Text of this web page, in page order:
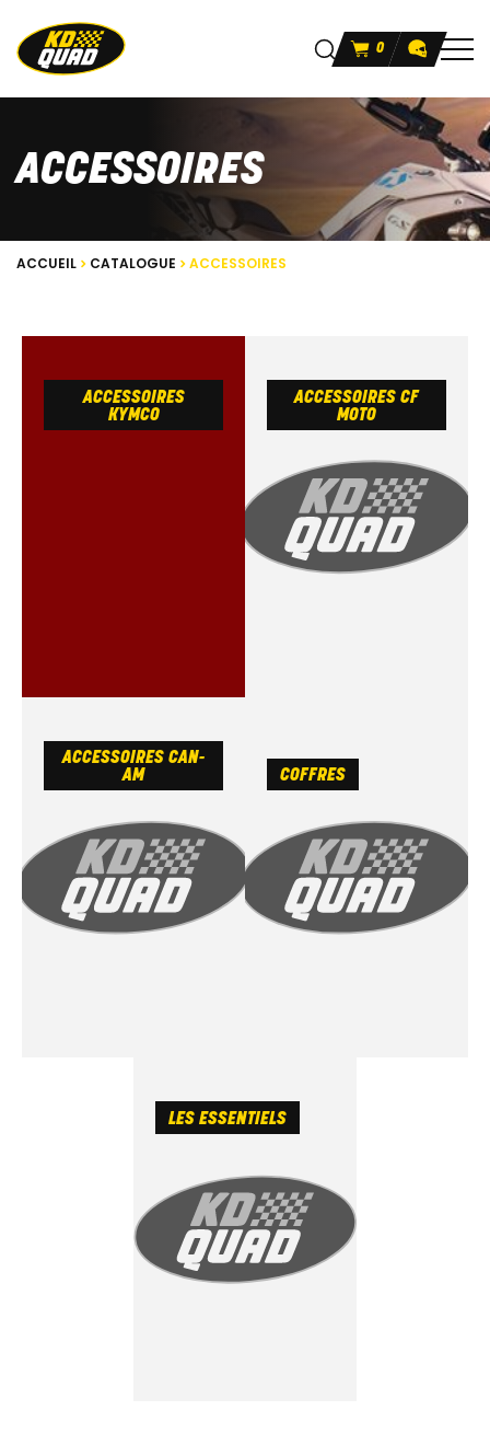
0
ACCESSOIRES
ACCUEIL CATALOGUE ACCESSOIRES
ACCESSOIRES
KYMCO
ACCESSOIRES CF
MOTO
ACCESSOIRES CAN-
AM
COFFRES
LES ESSENTIELS